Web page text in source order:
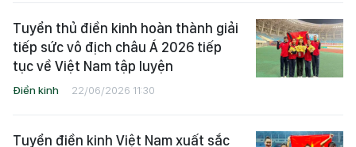
Tuyển thủ điền kinh hoàn thành giải
tiếp sức vô địch châu Á 2026 tiếp
tục về Việt Nam tập luyện
Điền kinh 22/06/2026 11:30
Tuyển điền kinh Việt Nam xuất sắc